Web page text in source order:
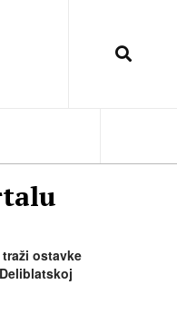
traži ostavke